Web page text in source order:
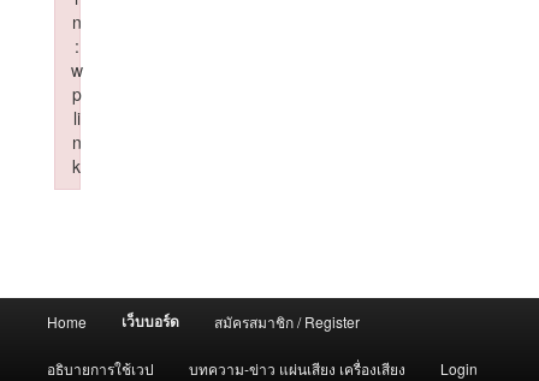
Home เว็บบอร์ด สมัครสมาชิก / Register
อธิบายการใช้เวป บทความ-ข่าว แผ่นเสียง เครื่องเสียง Login
n
:
w
p
li
n
k
Failed to initialize plugin: wplink